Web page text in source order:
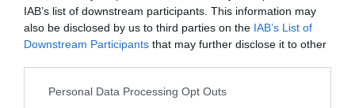
IAB’s list of downstream participants. This information may
also be disclosed by us to third parties on the IAB’s List of
Downstream Participants that may further disclose it to other
Please note that this website/app uses one or more Google
Personal Data Processing Opt Outs
potpuno ne sjedini.
Polako dodajte brašno u zdjelu, lagano miješajući dok tijesto ne
narezane na kockice, pazeći da su ravnomjerno raspoređeni po